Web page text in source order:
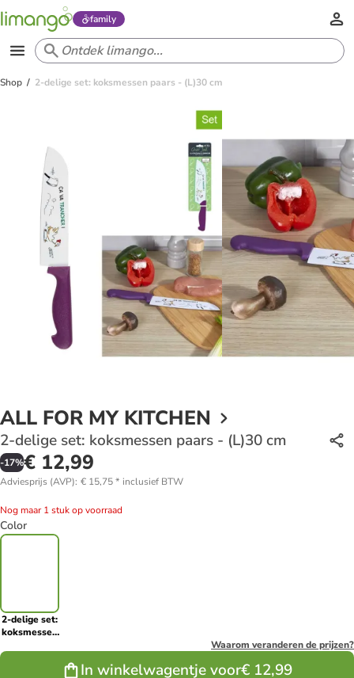
family
Shop 2-delige set: koksmessen paars - (L)30 cm
ALL FOR MY KITCHEN
2-delige set: koksmessen paars - (L)30 cm
-17%€ 12,99
Adviesprijs (AVP): € 15,75* inclusief BTW
Nog maar 1 stuk op voorraad
Color
2-delige set:
koksmessen
Waarom veranderen de prijzen?
In winkelwagentje voor€ 12,99